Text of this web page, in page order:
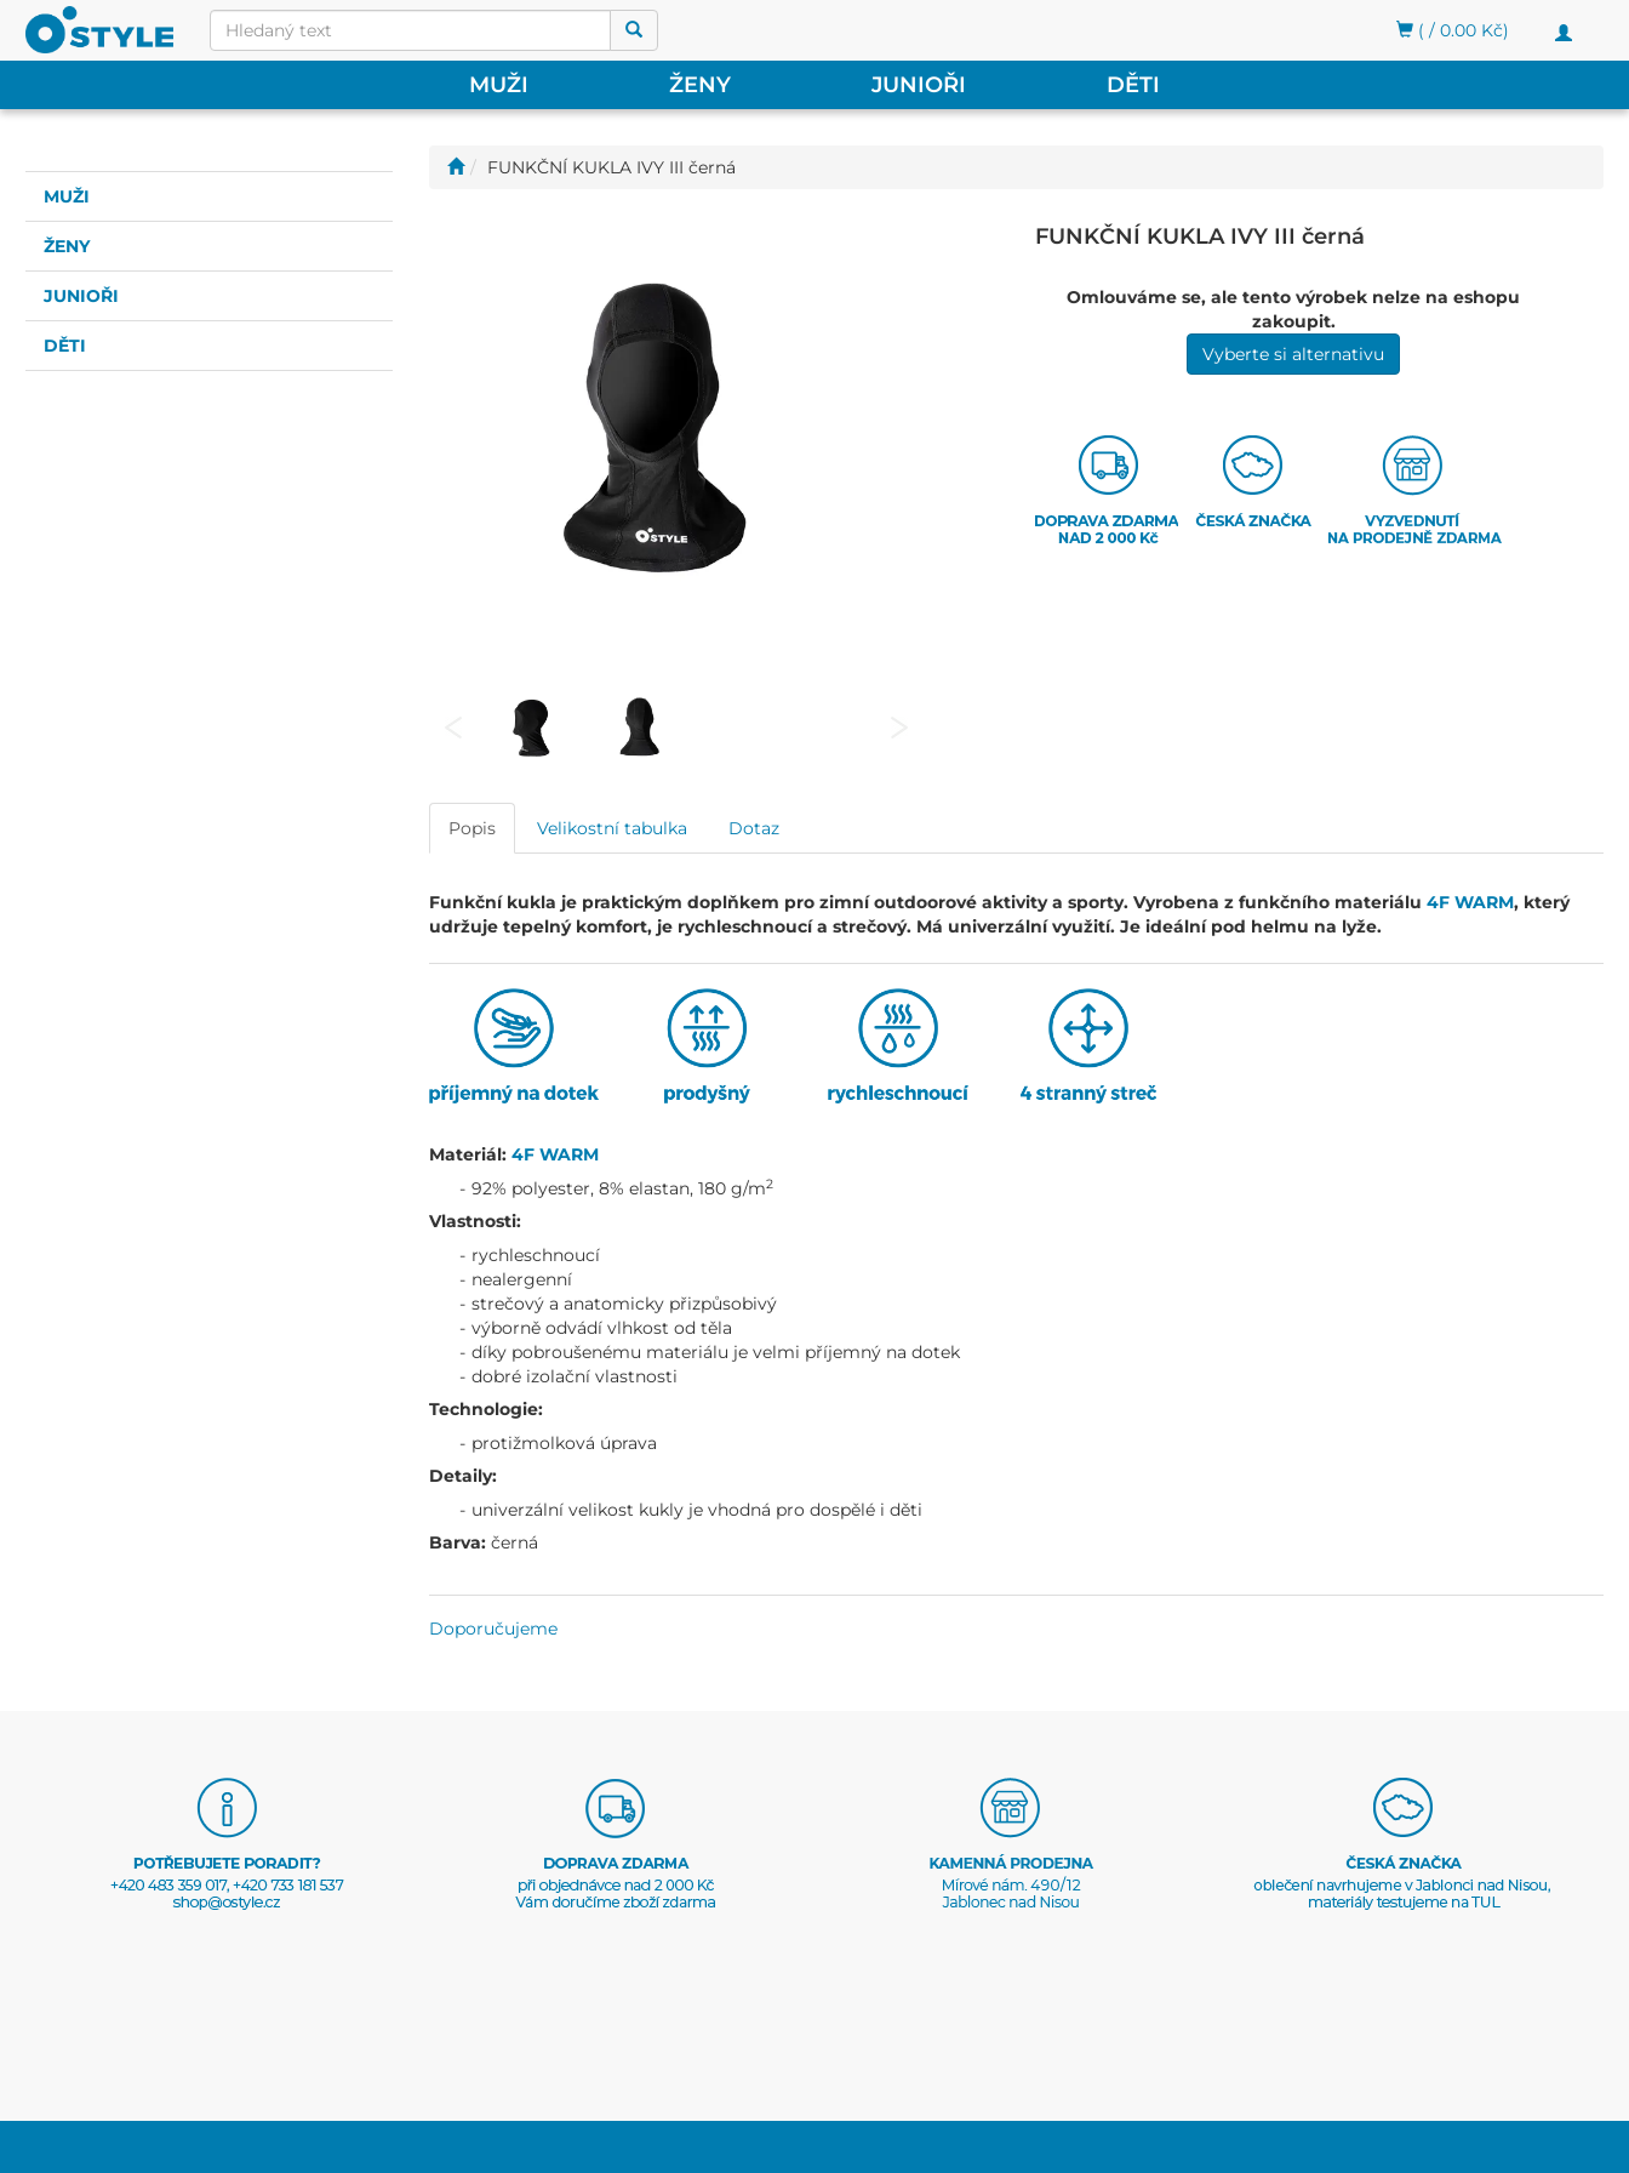
Toggle
( / 0.00 Kč)
MUŽI ŽENY JUNIOŘI DĚTI
MUŽI
ŽENY
JUNIOŘI
DĚTI
FUNKČNÍ KUKLA IVY III černá
FUNKČNÍ KUKLA IVY III černá
Omlouváme se, ale tento výrobek nelze na eshopu
zakoupit.
Vyberte si alternativu
Popis Velikostní tabulka Dotaz
Funkční kukla je praktickým doplňkem pro zimní outdoorové aktivity a sporty. Vyrobena z funkčního materiálu 4F WARM, který
udržuje tepelný komfort, je rychleschnoucí a strečový. Má univerzální využití. Je ideální pod helmu na lyže.
Materiál: 4F WARM
92% polyester, 8% elastan, 180 g/m2
Vlastnosti:
rychleschnoucí
nealergenní
strečový a anatomicky přizpůsobivý
výborně odvádí vlhkost od těla
díky pobroušenému materiálu je velmi příjemný na dotek
dobré izolační vlastnosti
Technologie:
protižmolková úprava
Detaily:
univerzální velikost kukly je vhodná pro dospělé i děti
Barva: černá
Doporučujeme